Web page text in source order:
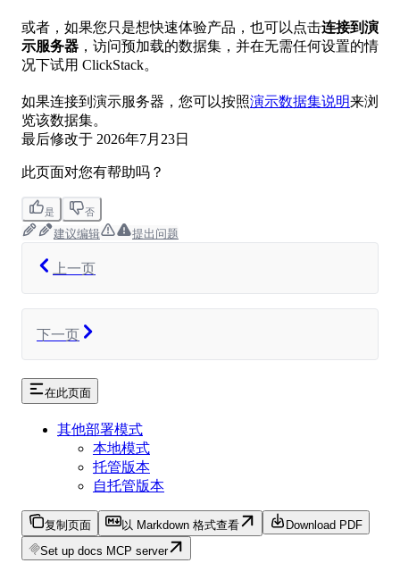
或者，如果您只是想快速体验产品，也可以点击连接到演
示服务器 ，访问预加载的数据集，并在无需任何设置的情
况下试用 ClickStack。
如果连接到演示服务器，您可以按照演示数据集说明来浏
览该数据集。
最后修改于 2026年7月23日
此页面对您有帮助吗？
是 否
建议编辑 提出问题
上一页
下一页
在此页面
其他部署模式
本地模式
托管版本
自托管版本
复制页面 以 Markdown 格式查看
Download PDF
Set up docs MCP server